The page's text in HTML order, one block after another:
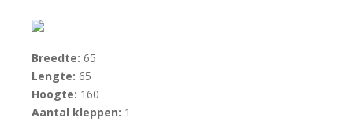
Breedte: 65
Lengte: 65
Hoogte: 160
Aantal kleppen: 1